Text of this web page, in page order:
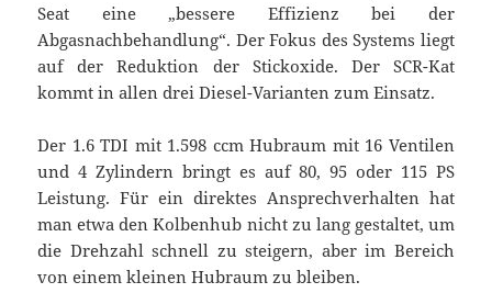
Seat eine „bessere Effizienz bei der
Abgasnachbehandlung“. Der Fokus des Systems liegt
auf der Reduktion der Stickoxide. Der SCR-Kat
kommt in allen drei Diesel-Varianten zum Einsatz.
Der 1.6 TDI mit 1.598 ccm Hubraum mit 16 Ventilen
und 4 Zylindern bringt es auf 80, 95 oder 115 PS
Leistung. Für ein direktes Ansprechverhalten hat
man etwa den Kolbenhub nicht zu lang gestaltet, um
die Drehzahl schnell zu steigern, aber im Bereich
von einem kleinen Hubraum zu bleiben.